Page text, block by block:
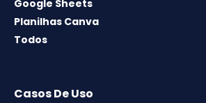
Google Sheets
Planilhas Canva
Todos
Casos De Uso